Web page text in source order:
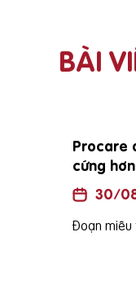
BÀI
E đang
bé vào
30/
Đoạn miêu